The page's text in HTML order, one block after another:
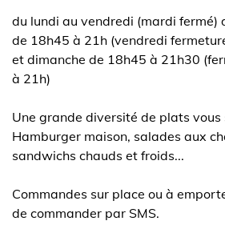
du lundi au vendredi (mardi fermé)
de 18h45 à 21h (vendredi
et dimanche de 18h45 à 21h30
à 21h)
Une grande diversité de plats vous
Hamburger maison, salades aux
sandwichs chauds et froids...
Commandes sur place ou à
de commander par SMS.